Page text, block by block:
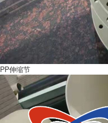
PP伸缩节